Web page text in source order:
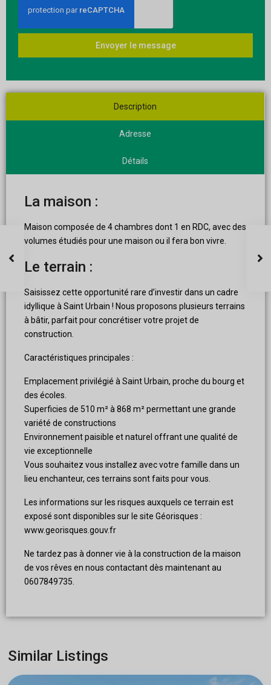
Envoyer le message
Description
Adresse
Détails
La maison :
Maison composée de 4 chambres dont 1 en RDC, avec des
volumes étudiés pour une maison ou il fera bon vivre.
Le terrain :
Saisissez cette opportunité rare d’investir dans un cadre
idyllique à Saint Urbain ! Nous proposons plusieurs terrains
à bâtir, parfait pour concrétiser votre projet de
construction.
Caractéristiques principales :
Emplacement privilégié à Saint Urbain, proche du bourg et
des écoles.
Superficies de 510 m² à 868 m² permettant une grande
variété de constructions
Environnement paisible et naturel offrant une qualité de
vie exceptionnelle
Vous souhaitez vous installez avec votre famille dans un
lieu enchanteur, ces terrains sont faits pour vous.
Les informations sur les risques auxquels ce terrain est
exposé sont disponibles sur le site Géorisques :
www.georisques.gouv.fr
Ne tardez pas à donner vie à la construction de la maison
de vos rêves en nous contactant dès maintenant au
0607849735.
Similar Listings